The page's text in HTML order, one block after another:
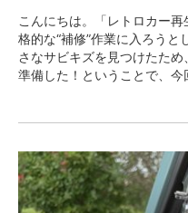
こんにちは。「レトロカー
格的な“補修”作業に入ろう
さなサビキズを見つけたた
準備した！ということで、